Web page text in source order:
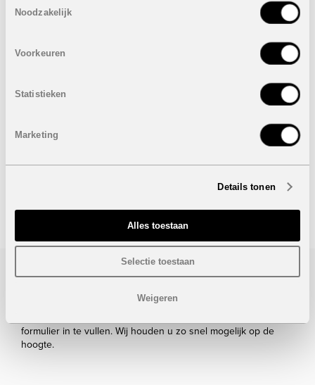
Noodzakelijk
Voorkeuren
Statistieken
Marketing
Details tonen
Alles toestaan
Selectie toestaan
Weigeren
4 Slaapkamers
Perceel: 528 m²
Privaat zwembad: 32 m²
Prijs:VERKOCHT
formulier in te vullen. Wij houden u zo snel mogelijk op de
hoogte.